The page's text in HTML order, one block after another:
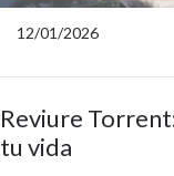
12/01/2026
Reviure
tu vida